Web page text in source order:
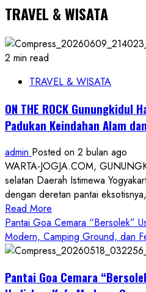
TRAVEL & WISATA
2 min read
TRAVEL & WISATA
ON THE ROCK Gunungkidul
Padukan Keindahan Alam
admin Posted on 2 bulan ago
WARTA-JOGJA.COM,
selatan Daerah Istimewa
dengan deretan pantai
Read More
more
about
ON
ROCK
Pantai Goa Cemara “Bersolek”
Modern, Camping Ground, dan
Pantai Goa Cemara